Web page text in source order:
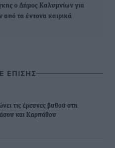
ο Δήμος Καλυμνίων για
από τα έντονα καιρικά
ΕΠΙΣΗΣ
τις έρευνες βυθού στη
και Καρπάθου